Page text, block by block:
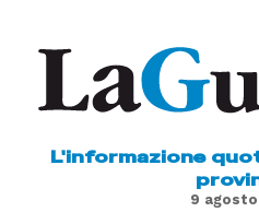
L'informazione
9